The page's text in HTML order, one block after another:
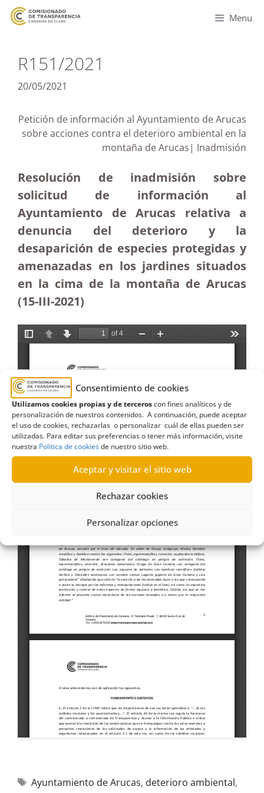
Consentimiento de cookies
Utilizamos cookies propias y de terceroscon fines analíticos y de
personalización de nuestros contenidos. A continuación, puede aceptar
el uso de cookies, rechazarlas o personalizar cuál de ellas pueden ser
utilizadas. Para editar sus preferencias o tener más información, visite
nuestra Política de cookiesde nuestro sitio web.
Aceptar y visitar el sitio web
Rechazar cookies
Personalizar opciones
Menu
R151/2021
20/05/2021
Petición de información al Ayuntamiento de Arucas
sobre acciones contra el deterioro ambiental en la
montaña de Arucas| Inadmisión
Resolución de inadmisión sobre
solicitud de información al
Ayuntamiento de Arucas relativa a
denuncia del deterioro y la
desaparición de especies protegidas y
amenazadas en los jardines situados
en la cima de la montaña de Arucas
(15-III-2021)
Ayuntamiento de Arucas, deterioro ambiental,